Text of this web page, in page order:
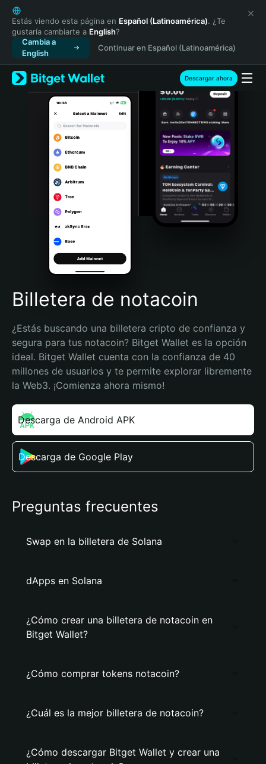
English
日本語
Tiếng Việt
Русский
Español (Latinoamérica)
Türkçe
Italiano
Português (Portugal)
Bahasa Indonesia
Português (Brasil)
Español (Argentina)
Estás viendo esta página en Español (Latinoamérica). ¿Te
gustaría cambiarte a English?
Cambia a
English
Continuar en Español (Latinoamérica)
Descargar ahora
Billetera de notacoin
¿Estás buscando una billetera cripto de confianza y
segura para tus notacoin? Bitget Wallet es la opción
ideal. Bitget Wallet cuenta con la confianza de 40
millones de usuarios y te permite explorar libremente
la Web3. ¡Comienza ahora mismo!
Descarga de Android APK
Descarga de Google Play
Preguntas frecuentes
Swap en la billetera de Solana
dApps en Solana
¿Cómo crear una billetera de notacoin en
Bitget Wallet?
¿Cómo comprar tokens notacoin?
¿Cuál es la mejor billetera de notacoin?
¿Cómo descargar Bitget Wallet y crear una